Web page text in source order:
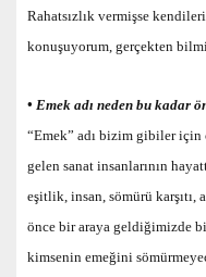
Rahatsızlık vermişse
konuşuyorum, gerçekten
• Emek adı neden bu kadar
“Emek” adı bizim gibiler
gelen sanat insanlarının
eşitlik, insan, sömürü
önce bir araya geldiğimizde
kimsenin emeğini